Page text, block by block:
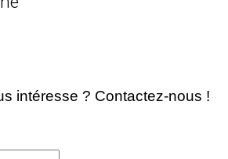
intéresse ? Contactez-nous !